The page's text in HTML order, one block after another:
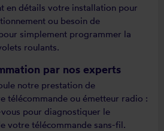
en détails votre installation pour
ou besoin de
simplement programmer la
roulants.
par nos experts
notre prestation de
télécommande ou émetteur radio :
pour diagnostiquer le
votre télécommande sans-fil.